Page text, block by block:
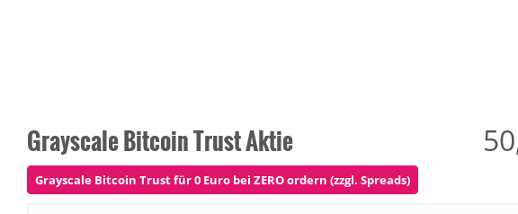
Grayscale Bitcoin Trust Aktie
Grayscale Bitcoin Trust für 0 Euro bei ZERO ordern (zzgl. Spreads)